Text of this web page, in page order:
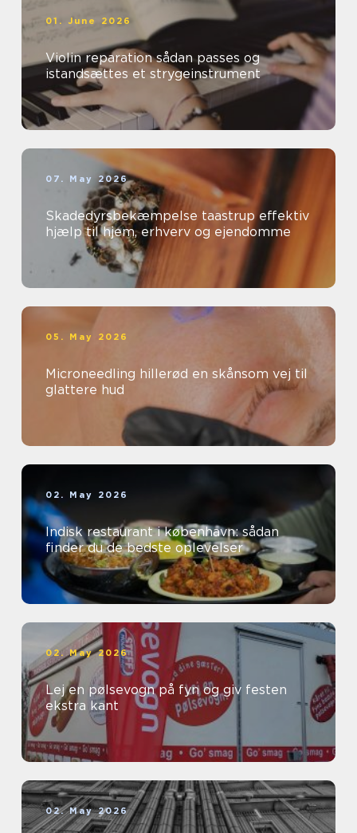
01. June 2026
Violin reparation sådan passes og
istandsættes et strygeinstrument
07. May 2026
Skadedyrsbekæmpelse taastrup effektiv
hjælp til hjem, erhverv og ejendomme
05. May 2026
Microneedling hillerød en skånsom vej til
glattere hud
02. May 2026
Indisk restaurant i københavn: sådan
finder du de bedste oplevelser
02. May 2026
Lej en pølsevogn på fyn og giv festen
ekstra kant
02. May 2026